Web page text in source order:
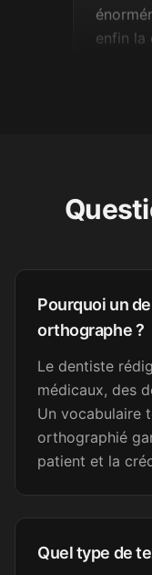
enfin la
now
writing
AD
Super
SC
LA
Pourquoi un
orthographe ?
Le dentiste
médicaux, des
Un vocabulaire
orthographié
patient et la
Quel type de